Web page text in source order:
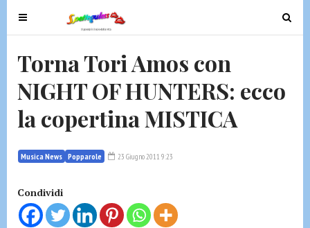
T
o
l
e
v
i
a
t
T
o
e
Torna Tori Amos con
NIGHT OF HUNTERS: ecco
la copertina MISTICA
Musica News Popparole 23 Giugno 2011 9:23
Condividi